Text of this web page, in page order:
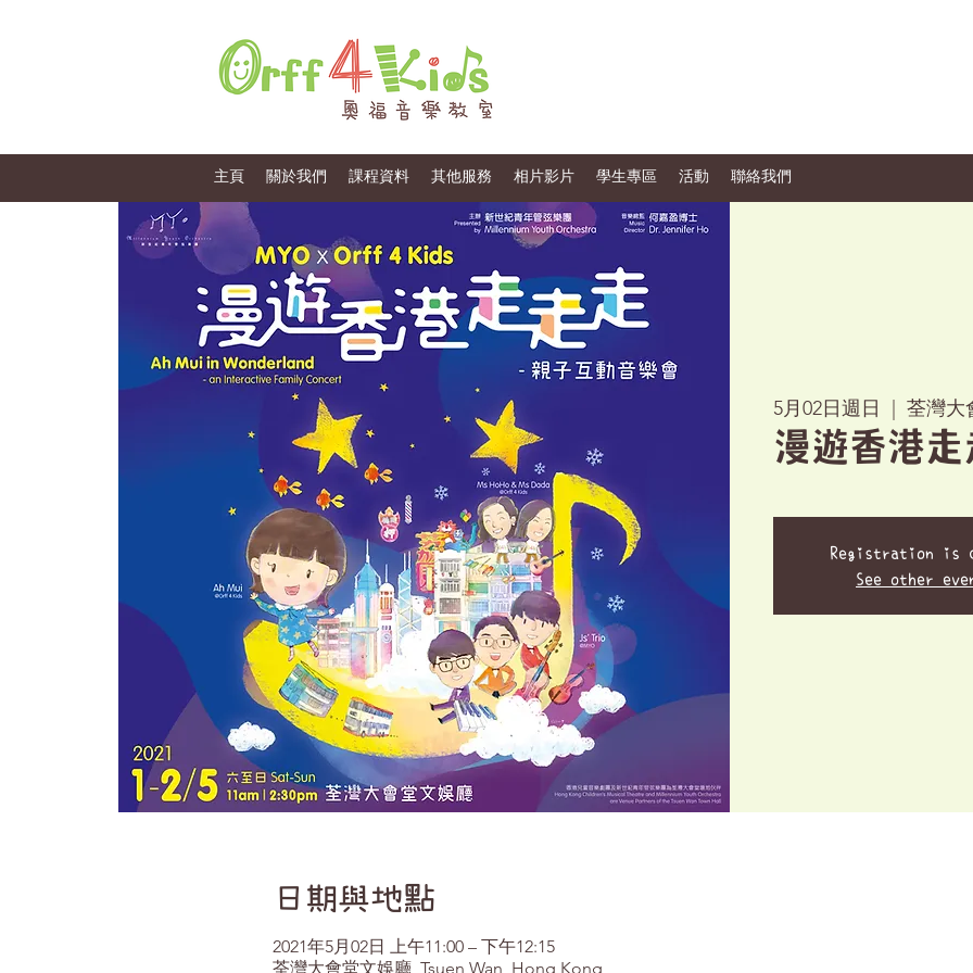
主頁 關於我們 課程資料 其他服務 相片影片 學生專區 活動 聯絡我們
5月02日週日 荃灣大
漫遊香港走
Registration is
See other
日期與地點
2021年5月02日 上午11:00 – 下午12:15
荃灣大會堂文娛廳, Tsuen Wan, Hong Kong